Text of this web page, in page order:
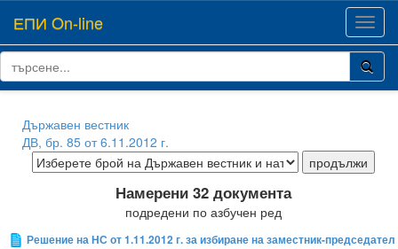
ЕПИ On-line
Държавен вестник
ДВ, бр. 85 от 6.11.2012 г.
Намерени 32 документа
подредени по азбучен ред
Решение на НС от 1.11.2012 г. за избиране на заместник-председател